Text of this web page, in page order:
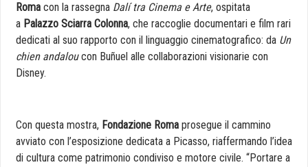
Roma con la rassegna Dalí tra Cinema e Arte, ospitata
a Palazzo Sciarra Colonna, che raccoglie documentari e film rari
dedicati al suo rapporto con il linguaggio cinematografico: da Un
chien andaloucon Buñuel alle collaborazioni visionarie con
Disney.
Con questa mostra, Fondazione Roma prosegue il cammino
avviato con l’esposizione dedicata a Picasso, riaffermando l’idea
di cultura come patrimonio condiviso e motore civile. “Portare a